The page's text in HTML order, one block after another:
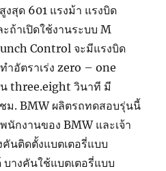
สุด 601 แรงม้า แรงบิด
ถ้าเปิดใช้งานระบบ M
Control จะมีแรงบิด
ำอัตราเร่ง zero – one
three.eight วินาที มี
ม. BMW ผลิตรถทดสอบรุ่นนี้
กงานของ BMW และเจ้า
นติดตั้งแบตเตอรี่แบบ
างคันใช้แบตเตอรี่แบบ